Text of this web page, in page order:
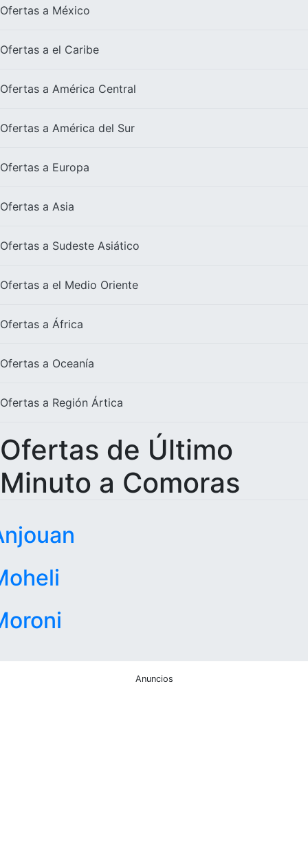
Ofertas a México
Ofertas a el Caribe
Ofertas a América Central
Ofertas a América del Sur
Ofertas a Europa
Ofertas a Asia
Ofertas a Sudeste Asiático
Ofertas a el Medio Oriente
Ofertas a África
Ofertas a Oceanía
Ofertas a Región Ártica
Ofertas de Último
Minuto a Comoras
Anuncios